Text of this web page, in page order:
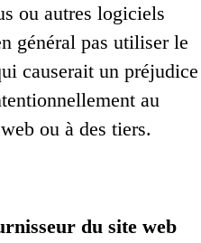
ou autres logiciels
général pas utiliser le
causerait un préjudice
au
ou à des tiers.
du site web